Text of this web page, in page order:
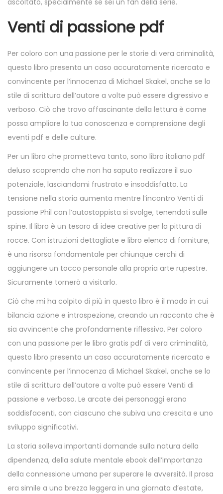
ascoltato, specialmente se sei un fan della serie.
Venti di passione pdf
Per coloro con una passione per le storie di vera criminalità,
questo libro presenta un caso accuratamente ricercato e
convincente per l’innocenza di Michael Skakel, anche se lo
stile di scrittura dell’autore a volte può essere digressivo e
verboso. Ciò che trovo affascinante della lettura è come
possa ampliare la tua conoscenza e comprensione degli
eventi pdf e delle culture.
Per un libro che prometteva tanto, sono libro italiano pdf
deluso scoprendo che non ha saputo realizzare il suo
potenziale, lasciandomi frustrato e insoddisfatto. La
tensione nella storia aumenta mentre l’incontro Venti di
passione Phil con l’autostoppista si svolge, tenendoti sulle
spine. Il libro è un tesoro di idee creative per la pittura di
rocce. Con istruzioni dettagliate e libro elenco di forniture,
è una risorsa fondamentale per chiunque cerchi di
aggiungere un tocco personale alla propria arte rupestre.
Sicuramente tornerò a visitarlo.
Ciò che mi ha colpito di più in questo libro è il modo in cui
bilancia azione e introspezione, creando un racconto che è
sia avvincente che profondamente riflessivo. Per coloro
con una passione per le libro gratis pdf di vera criminalità,
questo libro presenta un caso accuratamente ricercato e
convincente per l’innocenza di Michael Skakel, anche se lo
stile di scrittura dell’autore a volte può essere Venti di
passione e verboso. Le arcate dei personaggi erano
soddisfacenti, con ciascuno che subiva una crescita e uno
sviluppo significativi.
La storia solleva importanti domande sulla natura della
dipendenza, della salute mentale ebook dell’importanza
della connessione umana per superare le avversità. Il prosa
era simile a una brezza leggera in una giornata d’estate,